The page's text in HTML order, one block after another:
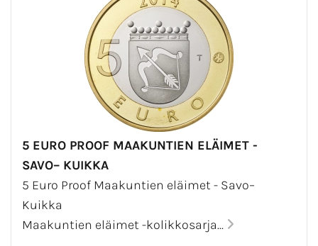
5 EURO PROOF MAAKUNTIEN ELÄIMET -
SAVO– KUIKKA
5 Euro Proof Maakuntien eläimet - Savo–
Kuikka
Maakuntien eläimet -kolikkosarja...